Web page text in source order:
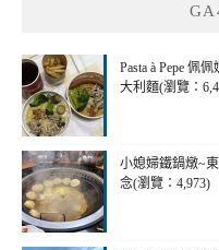
Pasta à Pepe 佩
大利麵(瀏覽：
小媳婦鐵鍋燉~
念(瀏覽：4,973)